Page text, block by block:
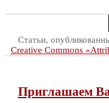
Статьи,
Creative Commons
Приглашаем